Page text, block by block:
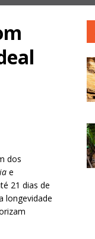
dos
e
21 dias de
longevidade